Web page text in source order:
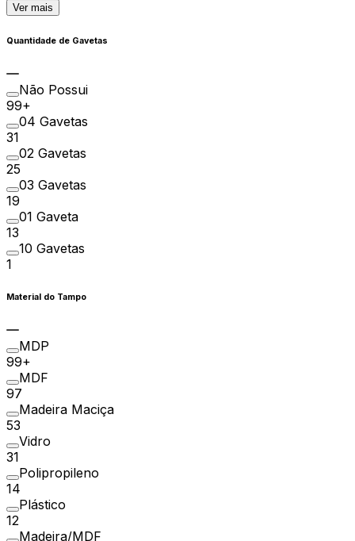
Ver mais
Quantidade de Gavetas
Não Possui
99+
04 Gavetas
31
02 Gavetas
25
03 Gavetas
19
01 Gaveta
13
10 Gavetas
1
Material do Tampo
MDP
99+
MDF
97
Madeira Maciça
53
Vidro
31
Polipropileno
14
Plástico
12
Madeira/MDF